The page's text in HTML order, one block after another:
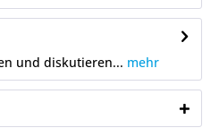
und diskutieren... mehr